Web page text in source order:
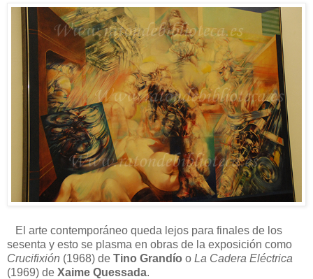
El arte contemporáneo queda lejos para finales de los
sesenta y esto se plasma en obras de la exposición como
Crucifixión (1968) de Tino Grandío o La Cadera Eléctrica
(1969) de Xaime Quessada.